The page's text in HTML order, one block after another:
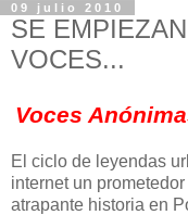
09 julio 2010
SE
VOCES...
Voces
El ciclo de leyendas
internet un
atrapante historia en